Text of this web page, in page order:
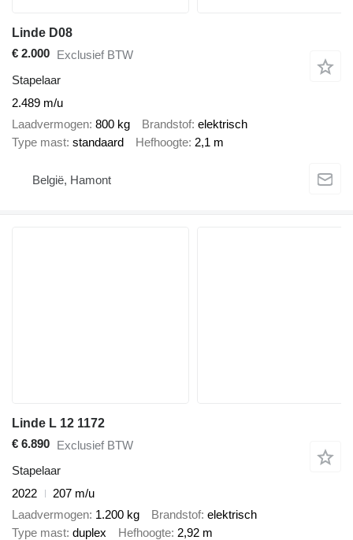
Linde D08
€ 2.000 Exclusief BTW
Stapelaar
2.489 m/u
Laadvermogen 800 kg Brandstof elektrisch
Type mast standaard Hefhoogte 2,1 m
België, Hamont
Linde L 12 1172
€ 6.890 Exclusief BTW
Stapelaar
2022
207 m/u
Laadvermogen 1.200 kg Brandstof elektrisch
Type mast duplex Hefhoogte 2,92 m